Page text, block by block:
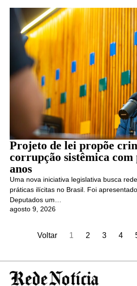
Projeto de lei propõe
corrupção sistêmica com
anos
Uma nova iniciativa legislativa busca
práticas ilícitas no Brasil. Foi
Deputados um…
agosto 9, 2026
Voltar 1 2 3 4